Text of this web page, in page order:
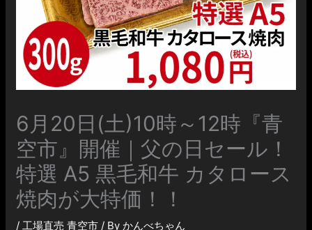
6月20日(土)10時～12時『青
空市』開催｜父の日セール！
特選 A5 黒毛和牛 カタロース
焼肉が大特価！！
/工場直売 青空市 / Byかんべちゃん